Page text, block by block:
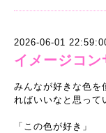
2026-06-01
イメージコン
みんなが好きな色を
ればいいなと思って
「この色が好き」